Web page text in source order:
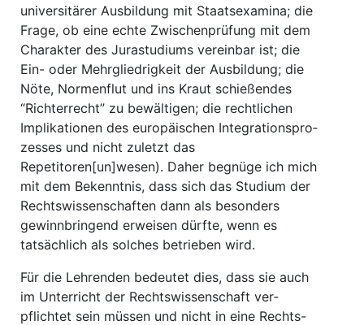
universitärer Ausbildung mit Staatsexamina; die
Frage, ob eine echte Zwischenprüfung mit dem
Charakter des Jurastudiums vereinbar ist; die
Ein- oder Mehrgliedrigkeit der Ausbildung; die
Nöte, Normenflut und ins Kraut schießendes
“Richterrecht” zu bewältigen; die rechtlichen
Implikationen des europäischen Integrationspro­
zesses und nicht zuletzt das
Repetitoren[un]wesen). Daher begnüge ich mich
mit dem Be­kenntnis, dass sich das Studium der
Rechtswissenschaften dann als besonders
gewinnbringend erweisen dürfte, wenn es
tatsächlich als solches betrieben wird.
Für die Lehrenden bedeutet dies, dass sie auch
im Unterricht der Rechtswissenschaft ver­
pflichtet sein müssen und nicht in eine Rechts-